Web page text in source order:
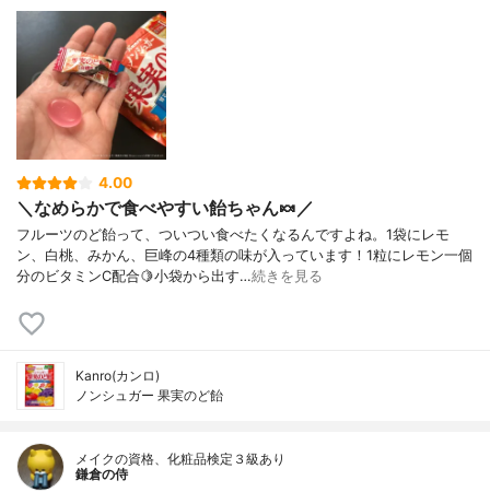
4.00
＼なめらかで食べやすい飴ちゃん🍬／
フルーツのど飴って、ついつい食べたくなるんですよね。1袋にレモ
ン、白桃、みかん、巨峰の4種類の味が入っています！1粒にレモン一個
分のビタミンC配合🍋小袋から出す…続きを見る
Kanro(カンロ)
ノンシュガー 果実のど飴
メイクの資格、化粧品検定３級あり
鎌倉の侍